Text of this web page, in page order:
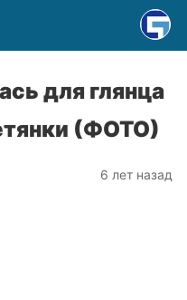
для глянца
(ФОТО)
6 лет назад